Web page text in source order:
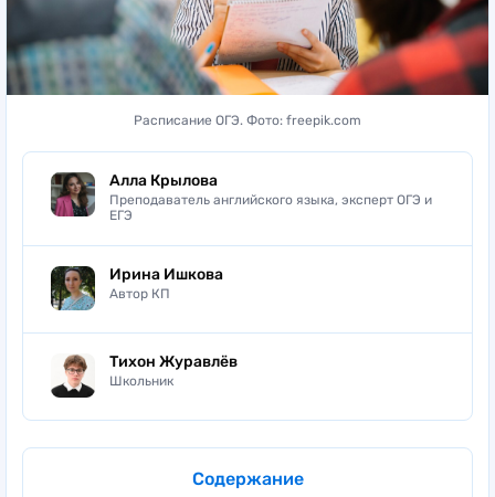
Расписание ОГЭ. Фото: freepik.com
Алла Крылова
Преподаватель английского языка, эксперт ОГЭ и
ЕГЭ
Ирина Ишкова
Автор КП
Тихон Журавлёв
Школьник
Содержание